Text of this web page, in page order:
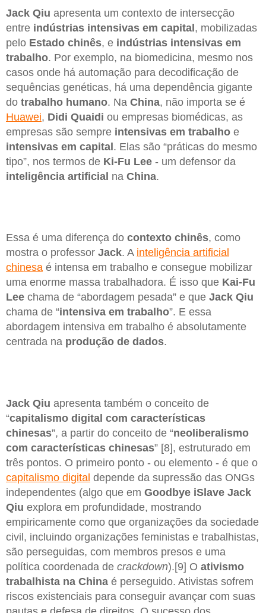
Jack Qiu apresenta um contexto de intersecção
entre indústrias intensivas em capital , mobilizadas
pelo Estado chinês, e indústrias intensivas em
trabalho. Por exemplo, na biomedicina, mesmo nos
casos onde há automação para decodificação de
sequências genéticas, há uma dependência gigante
do trabalho humano. Na China, não importa se é
Huawei, Didi Quaidi ou empresas biomédicas, as
empresas são sempre intensivas em trabalho e
intensivas em capital . Elas são “práticas do mesmo
tipo”, nos termos de Ki-Fu Lee - um defensor da
inteligência artificial na China.
Essa é uma diferença do contexto chinês, como
mostra o professor Jack. A inteligência artificial
chinesa é intensa em trabalho e consegue mobilizar
uma enorme massa trabalhadora. É isso que Kai-Fu
Lee chama de “abordagem pesada” e que Jack Qiu
chama de “intensiva em trabalho”. E essa
abordagem intensiva em trabalho é absolutamente
centrada na produção de dados.
Jack Qiu apresenta também o conceito de
“capitalismo digital com características
chinesas”, a partir do conceito de “neoliberalismo
com características chinesas” [8], estruturado em
três pontos. O primeiro ponto - ou elemento - é que o
capitalismo digital depende da supressão das ONGs
independentes (algo que em Goodbye iSlave Jack
Qiu explora em profundidade, mostrando
empiricamente como que organizações da sociedade
civil, incluindo organizações feministas e trabalhistas,
são perseguidas, com membros presos e uma
política coordenada de crackdown).[9] O ativismo
trabalhista na China é perseguido. Ativistas sofrem
riscos existenciais para conseguir avançar com suas